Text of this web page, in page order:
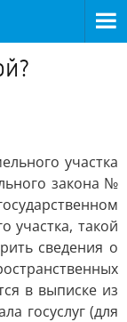
участка
закона №
участка, такой
сведения о
в выписке из
госуслуг (для